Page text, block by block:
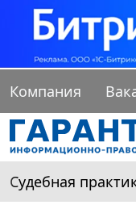
Компания
Судебная